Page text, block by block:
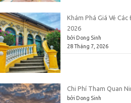
Khám Phá Giá Vé
2026
bởi Dong Sinh
28 Tháng 7, 2026
Chi Phí Tham Quan
bởi Dong Sinh